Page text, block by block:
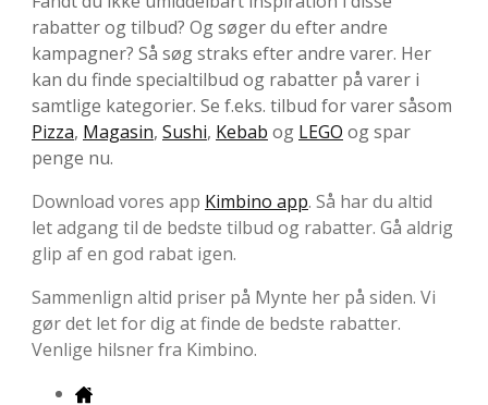
rabatter og tilbud? Og søger du efter andre
kampagner? Så søg straks efter andre varer. Her
kan du finde specialtilbud og rabatter på varer i
samtlige kategorier. Se f.eks. tilbud for varer såsom
Pizza, Magasin, Sushi, Kebab og LEGO og spar
penge nu.
Download vores app Kimbino app. Så har du altid
let adgang til de bedste tilbud og rabatter. Gå aldrig
glip af en god rabat igen.
Sammenlign altid priser på Mynte her på siden. Vi
gør det let for dig at finde de bedste rabatter.
Venlige hilsner fra Kimbino.